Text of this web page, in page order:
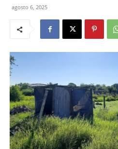
agosto 6, 2025